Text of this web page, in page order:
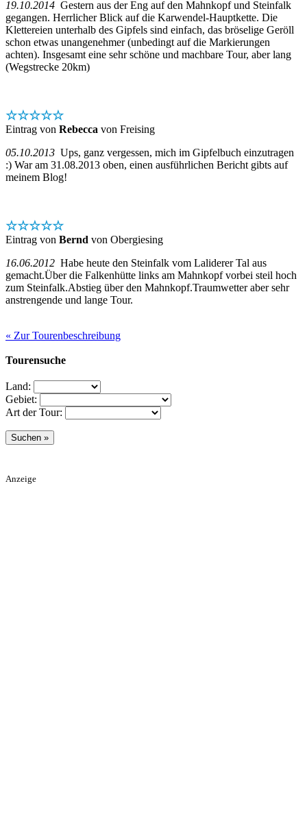
19.10.2014 Gestern aus der Eng auf den Mahnkopf und Steinfalk
gegangen. Herrlicher Blick auf die Karwendel-Hauptkette. Die
Klettereien unterhalb des Gipfels sind einfach, das bröselige Geröll
schon etwas unangenehmer (unbedingt auf die Markierungen
achten). Insgesamt eine sehr schöne und machbare Tour, aber lang
(Wegstrecke 20km)
☆☆☆☆☆
Eintrag von Rebecca von Freising
05.10.2013 Ups, ganz vergessen, mich im Gipfelbuch einzutragen
:) War am 31.08.2013 oben, einen ausführlichen Bericht gibts auf
meinem Blog!
☆☆☆☆☆
Eintrag von Bernd von Obergiesing
16.06.2012 Habe heute den Steinfalk vom Laliderer Tal aus
gemacht.Über die Falkenhütte links am Mahnkopf vorbei steil hoch
zum Steinfalk.Abstieg über den Mahnkopf.Traumwetter aber sehr
anstrengende und lange Tour.
« Zur Tourenbeschreibung
Tourensuche
Land:
Gebiet:
Art der Tour:
Anzeige